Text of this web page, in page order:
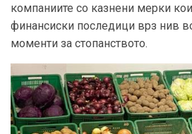
компаниите со казнени мерки
финансиски последици врз нив
моменти за стопанството.